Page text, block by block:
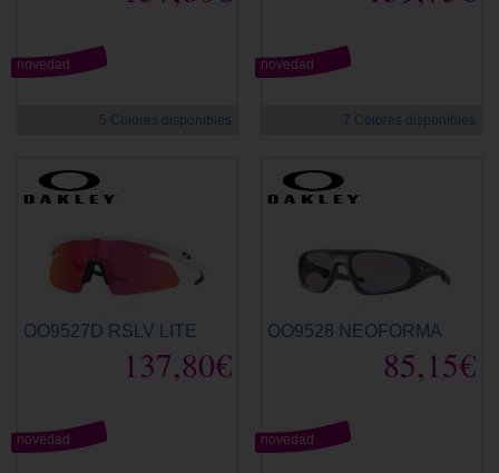
novedad
5 Colores disponibles
novedad
7 Colores disponibles
OO9527D RSLV LITE
137,80€
novedad
OO9528 NEOFORMA
85,15€
novedad